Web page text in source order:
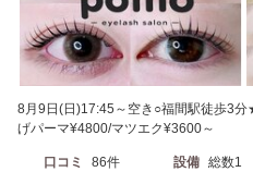
8月9日(日)17:45～空き○福間駅徒歩3
げパーマ¥4800/マツエク¥3600～
口コミ 86件 設備 総数1